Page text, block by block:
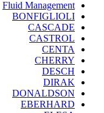
Fluid Management
BONFIGLIOLI
CASCADE
CASTROL
CENTA
CHERRY
DESCH
DIRAK
DONALDSON
EBERHARD